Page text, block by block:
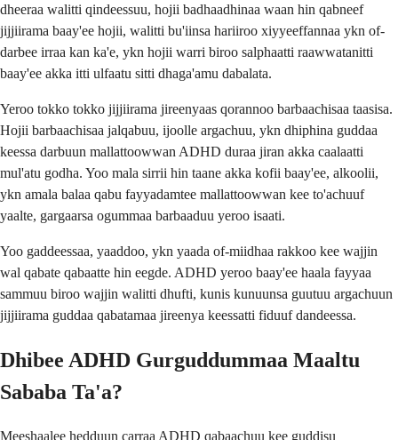
dheeraa walitti qindeessuu, hojii badhaadhinaa waan hin qabneef
jijjiirama baay'ee hojii, walitti bu'iinsa hariiroo xiyyeeffannaa ykn of-
darbee irraa kan ka'e, ykn hojii warri biroo salphaatti raawwatanitti
baay'ee akka itti ulfaatu sitti dhaga'amu dabalata.
Yeroo tokko tokko jijjiirama jireenyaas qorannoo barbaachisaa taasisa.
Hojii barbaachisaa jalqabuu, ijoolle argachuu, ykn dhiphina guddaa
keessa darbuun mallattoowwan ADHD duraa jiran akka caalaatti
mul'atu godha. Yoo mala sirrii hin taane akka kofii baay'ee, alkoolii,
ykn amala balaa qabu fayyadamtee mallattoowwan kee to'achuuf
yaalte, gargaarsa ogummaa barbaaduu yeroo isaati.
Yoo gaddeessaa, yaaddoo, ykn yaada of-miidhaa rakkoo kee wajjin
wal qabate qabaatte hin eegde. ADHD yeroo baay'ee haala fayyaa
sammuu biroo wajjin walitti dhufti, kunis kunuunsa guutuu argachuun
jijjiirama guddaa qabatamaa jireenya keessatti fiduuf dandeessa.
Dhibee ADHD Gurguddummaa Maaltu
Sababa Ta'a?
Meeshaalee hedduun carraa ADHD qabaachuu kee guddisu